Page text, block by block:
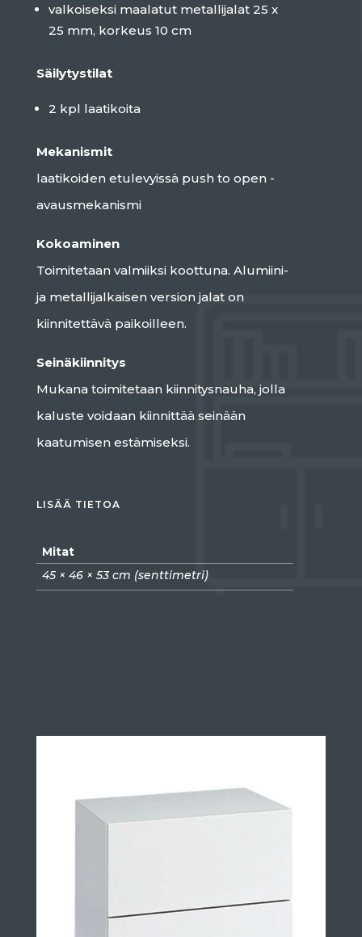
valkoiseksi maalatut metallijalat 25 x
25 mm, korkeus 10 cm
Säilytystilat
2 kpl laatikoita
Mekanismit
laatikoiden etulevyissä push to open -
avausmekanismi
Kokoaminen
Toimitetaan valmiiksi koottuna. Alumiini-
ja metallijalkaisen version jalat on
kiinnitettävä paikoilleen.
Seinäkiinnitys
Mukana toimitetaan kiinnitysnauha, jolla
kaluste voidaan kiinnittää seinään
kaatumisen estämiseksi.
LISÄÄ TIETOA
Mitat
45 × 46 × 53 cm (senttimetri)